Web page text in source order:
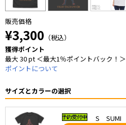
販売価格
¥3,300 （税込）
獲得ポイント
最大 30 pt ＜最大1％ポイントバック！＞
ポイントについて
サイズとカラーの選択
S SUMI